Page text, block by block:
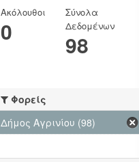
Ακόλουθοι
0
Σύνολα
Δεδομένων
98
Φορείς
Δήμος Αγρινίου (98)